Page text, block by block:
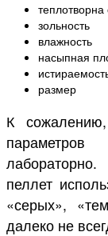
теплотворна
зольность
влажность
насыпная
размер
К
пеллет
«серых»,
далеко не